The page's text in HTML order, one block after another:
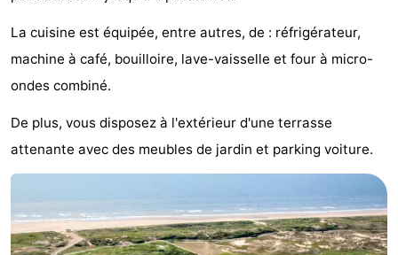
Last
minutes
Plages
Voir
et
Lieux
Musées
-
La cuisine est équipée, entre autres, de : réfrigérateur,
machine à café, bouilloire, lave-vaisselle et four à micro-
ondes combiné.
De plus, vous disposez à l'extérieur d'une terrasse
attenante avec des meubles de jardin et parking voiture.